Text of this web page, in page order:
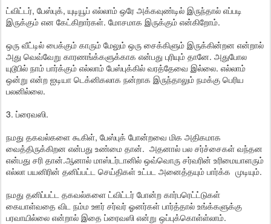
ட்விட்டர், பேஸ்புக், யுடியூப் எல்லாம் ஒரே அக்கவுண்டில் இருந்தால் எப்படி
இருக்கும் என கேட்கிறார்கள். மோசமாக இருக்கும் என்கிறோம்.
ஒரு வீட்டில் பைக்கும் காரும் மேலும் ஒரு சைக்கிளும் இருக்கின்றன என்றால்
அது வெவ்வேறு காரணங்க்களுக்காக என்பது புரியும் தானே. அதுபோல
யுடூபில் நாம் பார்க்கும் எல்லாம் பேஸ்புக்கில் வரத்தேவை இல்லை. எல்லாம்
ஒன்று என்ற ஐடியா டெக்னிகலாக நன்றாக இருந்தாலும் நமக்கு பெரிய
பலனில்லை.
3. ப்ரைவஸி.
நமது தகவல்களை கூகிள், பேஸ்புக் போன்றவை மிக அதிகமாக
வைத்திருக்கிறன என்பது உண்மை தான். அதனால் பல சர்ச்சைகள் வந்தன
என்பது சரி தான்.ஆனால் மாஸ்டர்டானில் ஒவ்வொரு சர்வரின் உரிமையாளரும்
எல்லா பயனிரின் தனிப்பட்ட செய்திகள் உட்பட அனைத்தயும் பார்க்க முடியும்.
நமது தனிப்பட்ட தகவல்களை ட்விட்டர் போன்ற கார்பரெட்ட்டுகள்
கையாள்வதை விட நம்ம ஊர் சர்வர் ஓனர்கள் பார்த்தால் உங்க்களுக்கு
பரவாயில்லை என்றால் இதை ப்ரைவஸி என்று ஒப்புக்கொள்ள்லாம்.